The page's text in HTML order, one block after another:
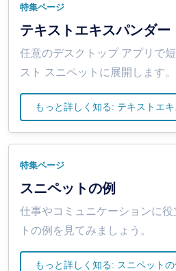
特集ページ
テキストエキスパンダー
任意のデスクトップ アプリで
スト スニペットに展開します。
もっと詳しく知る: テキストエ
特集ページ
スニペットの例
仕事やコミュニケーションに
トの例を見てみましょう。
もっと詳しく知る: スニペットの